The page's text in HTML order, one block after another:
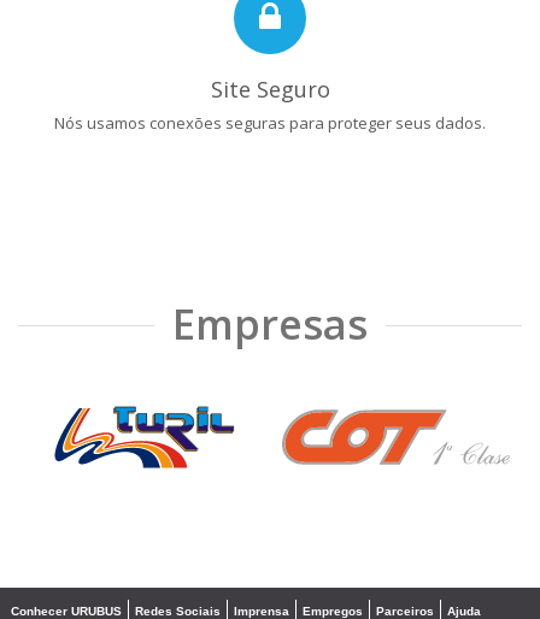
Site Seguro
Nós usamos conexões seguras para proteger seus dados.
Empresas
❮ ❯
Conhecer URUBUS Redes Sociais Imprensa Empregos Parceiros Ajuda